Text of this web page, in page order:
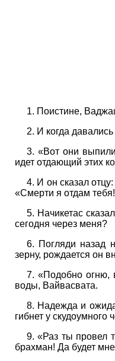
1. Поистине,
2. И когда
3. «Вот они
идет отдающий этих
4. И он сказал
«Смерти я отдам
5. Начикетас
сегодня через меня?
6. Погляди назад
зерну, рождается он
7. «Подобно огню,
воды, Вайвасвата.
8. Надежда и
гибнет у
9. «Раз ты провел
брахман! Да будет